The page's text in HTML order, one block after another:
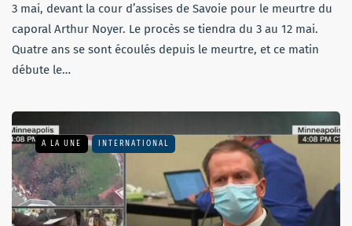
3 mai, devant la cour d’assises de Savoie pour le meurtre du
caporal Arthur Noyer. Le procès se tiendra du 3 au 12 mai.
Quatre ans se sont écoulés depuis le meurtre, et ce matin
débute le…
A LA UNE INTERNATIONAL